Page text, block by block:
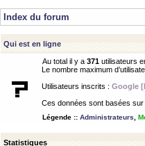
Index du forum
Qui est en ligne
Au total il y a 371 utilisateurs
Le nombre maximum
Utilisateurs inscrits : Google
Ces données sont basées
Légende :: Administrateurs
Statistiques